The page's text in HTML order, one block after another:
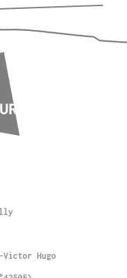
Hugo